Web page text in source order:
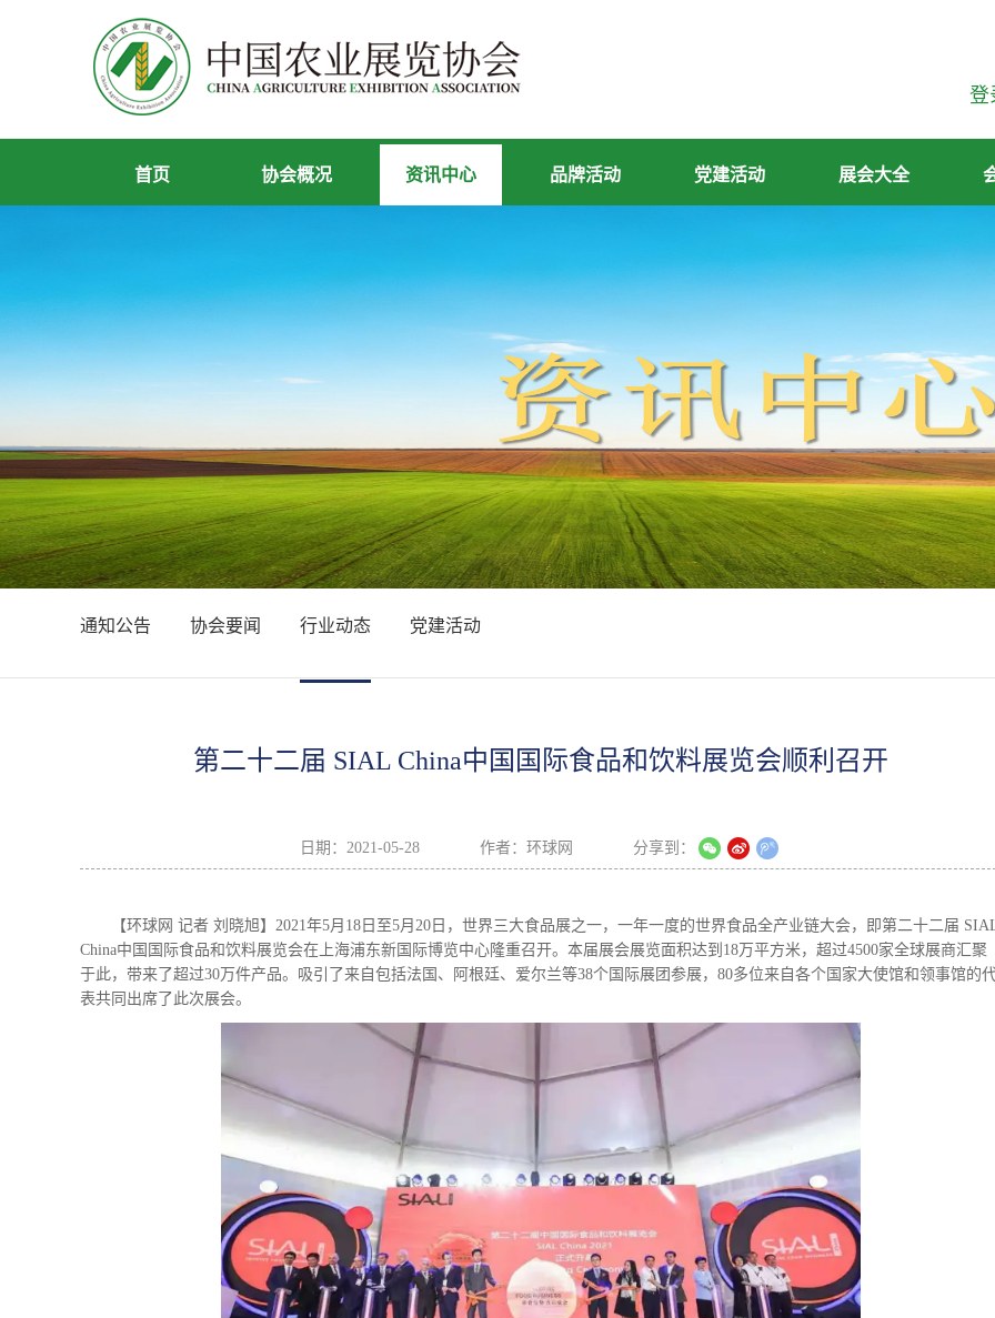
登
首页 协会概况 资讯中心 品牌活动 党建活动 展会大全
通知公告 协会要闻 行业动态 党建活动
第二十二届 SIAL China中国国际食品和饮料展览会顺利召开
日期： 2021-05-28 作者： 环球网 分享到：
【环球网 记者 刘晓旭】2021年5月18日至5月20日，世界三大食品展之一，一年一度的世界食品全产业链大会，即第二十二届
China中国国际食品和饮料展览会在上海浦东新国际博览中心隆重召开。本届展会展览面积达到18万平方米，超过4500家全球展商汇聚
于此，带来了超过30万件产品。吸引了来自包括法国、阿根廷、爱尔兰等38个国际展团参展，80多位来自各个国家大使馆和领事馆的
表共同出席了此次展会。